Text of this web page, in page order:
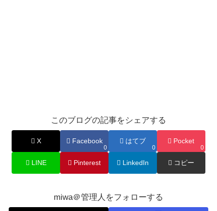
このブログの記事をシェアする
X Facebook
0
はてブ
0
Pocket
0
LINE Pinterest LinkedIn コピー
miwa＠管理人をフォローする